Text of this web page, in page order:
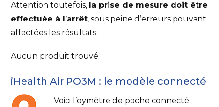
Attention toutefois, la prise de mesure doit être
effectuée à l’arrêt, sous peine d’erreurs pouvant
affectées les résultats.
Aucun produit trouvé.
iHealth Air PO3M : le modèle connecté
Voici l’oymètre de poche connecté